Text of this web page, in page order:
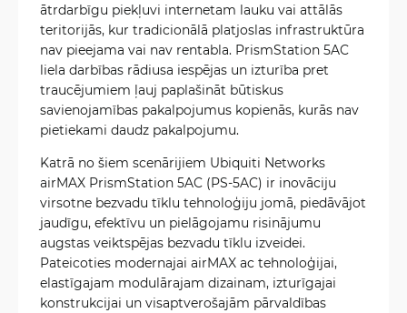
ātrdarbīgu piekļuvi internetam lauku vai attālās
teritorijās, kur tradicionālā platjoslas infrastruktūra
nav pieejama vai nav rentabla. PrismStation 5AC
liela darbības rādiusa iespējas un izturība pret
traucējumiem ļauj paplašināt būtiskus
savienojamības pakalpojumus kopienās, kurās nav
pietiekami daudz pakalpojumu.
Katrā no šiem scenārijiem Ubiquiti Networks
airMAX PrismStation 5AC (PS-5AC) ir inovāciju
virsotne bezvadu tīklu tehnoloģiju jomā, piedāvājot
jaudīgu, efektīvu un pielāgojamu risinājumu
augstas veiktspējas bezvadu tīklu izveidei.
Pateicoties modernajai airMAX ac tehnoloģijai,
elastīgajam modulārajam dizainam, izturīgajai
konstrukcijai un visaptverošajām pārvaldības